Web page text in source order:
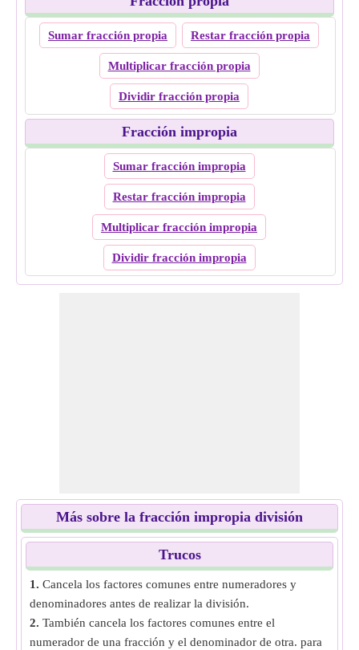
Sumar fracción propia Restar fracción propia
Multiplicar fracción propia
Dividir fracción propia
Fracción impropia
Sumar fracción impropia
Restar fracción impropia
Multiplicar fracción impropia
Dividir fracción impropia
Más sobre la fracción impropia división
Trucos
1. Cancela los factores comunes entre numeradores y
denominadores antes de realizar la división.
2. También cancela los factores comunes entre el
numerador de una fracción y el denominador de otra. para